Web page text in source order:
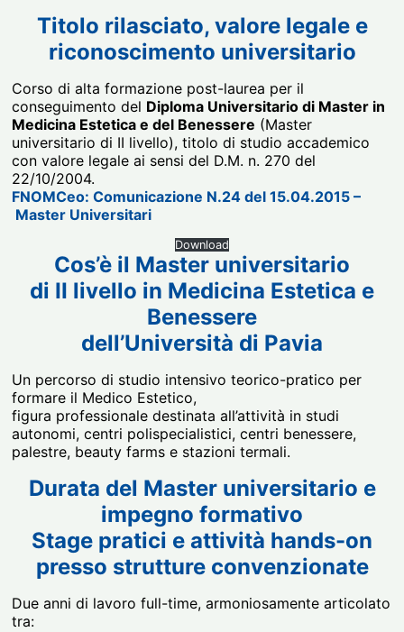
Titolo rilasciato, valore legale e
riconoscimento universitario
Corso di alta formazione post-laurea per il
conseguimento del Diploma Universitario di Master in
Medicina Estetica e del Benessere (Master
universitario di II livello), titolo di studio accademico
con valore legale ai sensi del D.M. n. 270 del
22/10/2004.
FNOMCeo: Comunicazione N.24 del 15.04.2015 –
Master Universitari
Download
Cos’è il Master universitario
di II livello in Medicina Estetica e
Benessere
dell’Università di Pavia
Un percorso di studio intensivo teorico-pratico per
formare il Medico Estetico,
figura professionale destinata all’attività in studi
autonomi, centri polispecialistici, centri benessere,
palestre, beauty farms e stazioni termali.
Durata del Master universitario e
impegno formativo
Stage pratici e attività hands-on
presso strutture convenzionate
Due anni di lavoro full-time, armoniosamente articolato
tra: